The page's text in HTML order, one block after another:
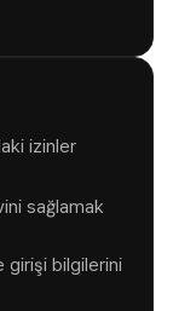
izinler
sağlamak
girişi bilgilerini